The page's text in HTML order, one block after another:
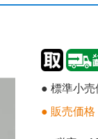
● 標準小
● 販売価格